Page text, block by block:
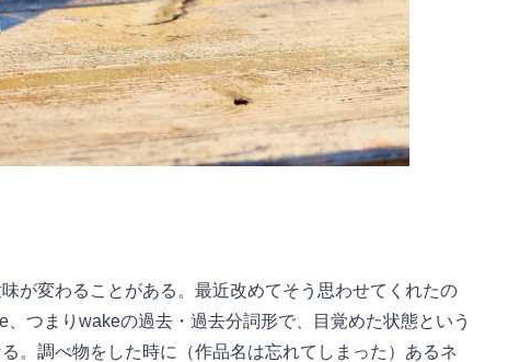
が変わることがある。最近改めてそう思わせてくれたの
つまりwakeの過去・過去分詞形で、目覚めた状態という
。調べ物をした時に（作品名は忘れてしまった）あるネ